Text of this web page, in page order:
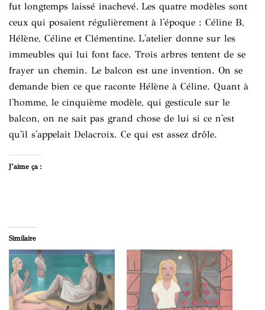
fut longtemps laissé inachevé. Les quatre modèles sont
ceux qui posaient régulièrement à l'époque : Céline B,
Hélène, Céline et Clémentine. L'atelier donne sur les
immeubles qui lui font face. Trois arbres tentent de se
frayer un chemin. Le balcon est une invention. On se
demande bien ce que raconte Hélène à Céline. Quant à
l'homme, le cinquième modèle, qui gesticule sur le
balcon, on ne sait pas grand chose de lui si ce n'est
qu'il s'appelait Delacroix. Ce qui est assez drôle.
J’aime ça :
Similaire